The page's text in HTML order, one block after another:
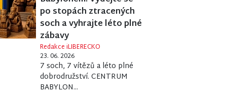
po stopách ztracených
soch a vyhrajte léto plné
zábavy
Redakce iLIBERECKO
23. 06. 2026
7 soch, 7 vítězů a léto plné
dobrodružství. CENTRUM
BABYLON...